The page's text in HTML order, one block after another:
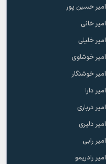
امیر حسین پور
امیر خانی
امیر خلیلی
امیر خوشاوی
امیر خوشنگار
امیر دارا
امیر درباری
امیر دلیری
امیر رابی
امیر رادریمو